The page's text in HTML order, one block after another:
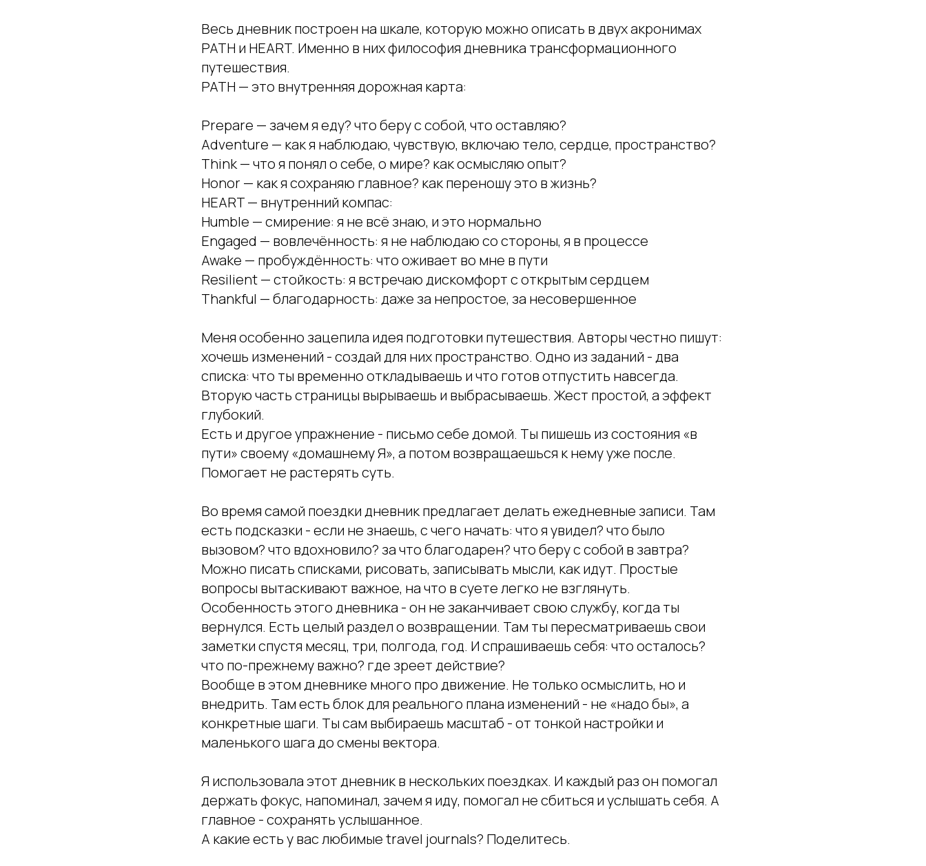
Весь дневник построен на шкале, которую можно описать в двух акронимах
PATH и HEART. Именно в них философия дневника трансформационного
путешествия.
PATH — это внутренняя дорожная карта:
Prepare — зачем я еду? что беру с собой, что оставляю?
Adventure — как я наблюдаю, чувствую, включаю тело, сердце, пространство?
Think — что я понял о себе, о мире? как осмысляю опыт?
Honor — как я сохраняю главное? как переношу это в жизнь?
HEART — внутренний компас:
Humble — смирение: я не всё знаю, и это нормально
Engaged — вовлечённость: я не наблюдаю со стороны, я в процессе
Awake — пробуждённость: что оживает во мне в пути
Resilient — стойкость: я встречаю дискомфорт с открытым сердцем
Thankful — благодарность: даже за непростое, за несовершенное
Меня особенно зацепила идея подготовки путешествия. Авторы честно пишут:
хочешь изменений - создай для них пространство. Одно из заданий - два
списка: что ты временно откладываешь и что готов отпустить навсегда.
Вторую часть страницы вырываешь и выбрасываешь. Жест простой, а эффект
глубокий.
Есть и другое упражнение - письмо себе домой. Ты пишешь из состояния «в
пути» своему «домашнему Я», а потом возвращаешься к нему уже после.
Помогает не растерять суть.
Во время самой поездки дневник предлагает делать ежедневные записи. Там
есть подсказки - если не знаешь, с чего начать: что я увидел? что было
вызовом? что вдохновило? за что благодарен? что беру с собой в завтра?
Можно писать списками, рисовать, записывать мысли, как идут. Простые
вопросы вытаскивают важное, на что в суете легко не взглянуть.
Особенность этого дневника - он не заканчивает свою службу, когда ты
вернулся. Есть целый раздел о возвращении. Там ты пересматриваешь свои
заметки спустя месяц, три, полгода, год. И спрашиваешь себя: что осталось?
что по-прежнему важно? где зреет действие?
Вообще в этом дневнике много про движение. Не только осмыслить, но и
внедрить. Там есть блок для реального плана изменений - не «надо бы», а
конкретные шаги. Ты сам выбираешь масштаб - от тонкой настройки и
маленького шага до смены вектора.
Я использовала этот дневник в нескольких поездках. И каждый раз он помогал
держать фокус, напоминал, зачем я иду, помогал не сбиться и услышать себя. А
главное - сохранять услышанное.
А какие есть у вас любимые travel journals? Поделитесь.